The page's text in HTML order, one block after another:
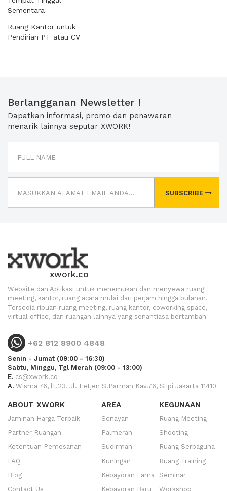
Sementara
Ruang Kantor untuk
Pendirian PT atau CV
Berlangganan Newsletter !
Dapatkan informasi, promo dan penawaran
menarik lainnya seputar XWORK!
SUBSCRIBE
xwork.co
Website dan Aplikasi untuk menemukan dan menyewa ruang
meeting, kantor, ruang acara mulai dari perjam hingga bulanan.
Tersedia ribuan ruang meeting, ruang kantor, coworking space,
virtual office, dan ruangan lainnya yang senantiasa bertambah
+62 812 8900 4848
Senin - Jumat (09:00 - 16:30)
Sabtu, Minggu, Tgl Merah (09:00 - 13:00)
E. cs@xwork.co
A. Wisma 76, lt.23, Jl. Letjen S.Parman Kav.76, Slipi Jakarta 11410
ABOUT XWORK
Jaminan Harga Terbaik
Partner Ruangan
Ketentuan Pemesanan
FAQ
Blog
Contact Us
AREA
Senayan
Palmerah
Sudirman
Kuningan
Kebayoran Lama
Kebayoran Baru
KEGUNAAN
Ruang Meeting
Shooting
Ruang Serbaguna
Ruang Training
Seminar
Workshop